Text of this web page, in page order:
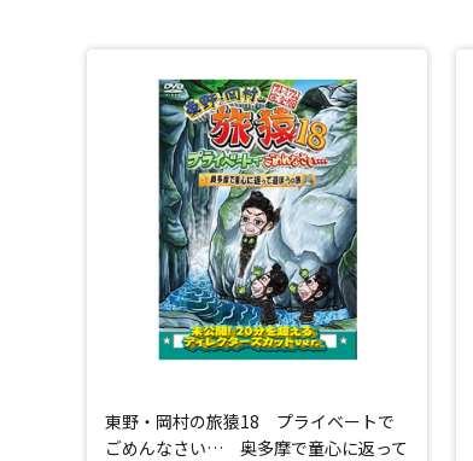
東野・岡村の旅猿18 プライベートで
ごめんなさい… 奥多摩で童心に返って